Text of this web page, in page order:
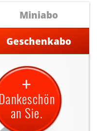
Miniabo
Geschenkabo
+
an Sie.